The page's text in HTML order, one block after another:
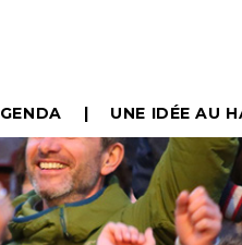
UNE IDÉE AU